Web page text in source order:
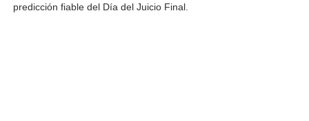
predicción fiable del Día del Juicio Final.